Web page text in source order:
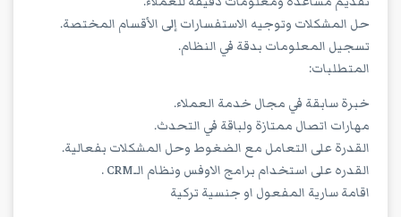
حل المشكلات وتوجيه الاستفسارات إلى الأقسام المختصة.
تسجيل المعلومات بدقة في النظام.
المتطلبات:
خبرة سابقة في مجال خدمة العملاء.
مهارات اتصال ممتازة ولباقة في التحدث.
القدرة على التعامل مع الضغوط وحل المشكلات بفعالية.
القدره على استخدام برامج الاوفس ونظام الـCRM .
اقامة سارية المفعول او جنسية تركية